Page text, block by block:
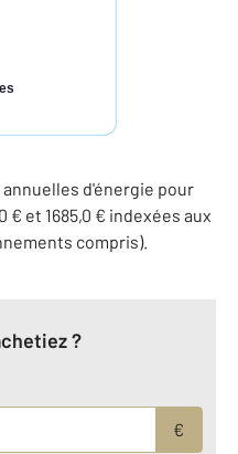
d'énergie pour
€ et 1685,0 € indexées aux
compris).
?
€